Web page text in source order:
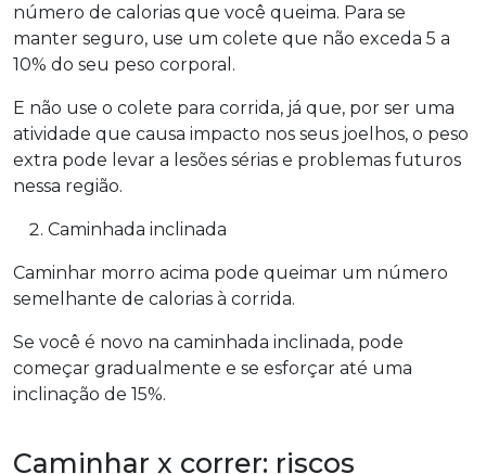
número de calorias que você queima. Para se
manter seguro, use um colete que não exceda 5 a
10% do seu peso corporal.
E não use o colete para corrida, já que, por ser uma
atividade que causa impacto nos seus joelhos, o peso
extra pode levar a lesões sérias e problemas futuros
nessa região.
Caminhada inclinada
Caminhar morro acima pode queimar um número
semelhante de calorias à corrida.
Se você é novo na caminhada inclinada, pode
começar gradualmente e se esforçar até uma
inclinação de 15%.
Caminhar x correr: riscos